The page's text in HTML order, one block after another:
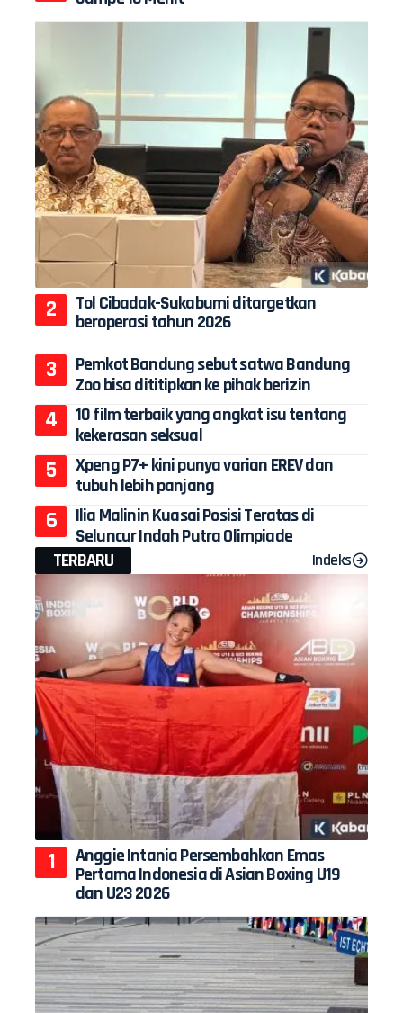
Tol Cibadak-Sukabumi ditargetkan
beroperasi tahun 2026
Pemkot Bandung sebut satwa Bandung
Zoo bisa dititipkan ke pihak berizin
10 film terbaik yang angkat isu tentang
kekerasan seksual
Xpeng P7+ kini punya varian EREV dan
tubuh lebih panjang
Ilia Malinin Kuasai Posisi Teratas di
Seluncur Indah Putra Olimpiade
TERBARU
Indeks
Anggie Intania Persembahkan Emas
Pertama Indonesia di Asian Boxing U19
dan U23 2026